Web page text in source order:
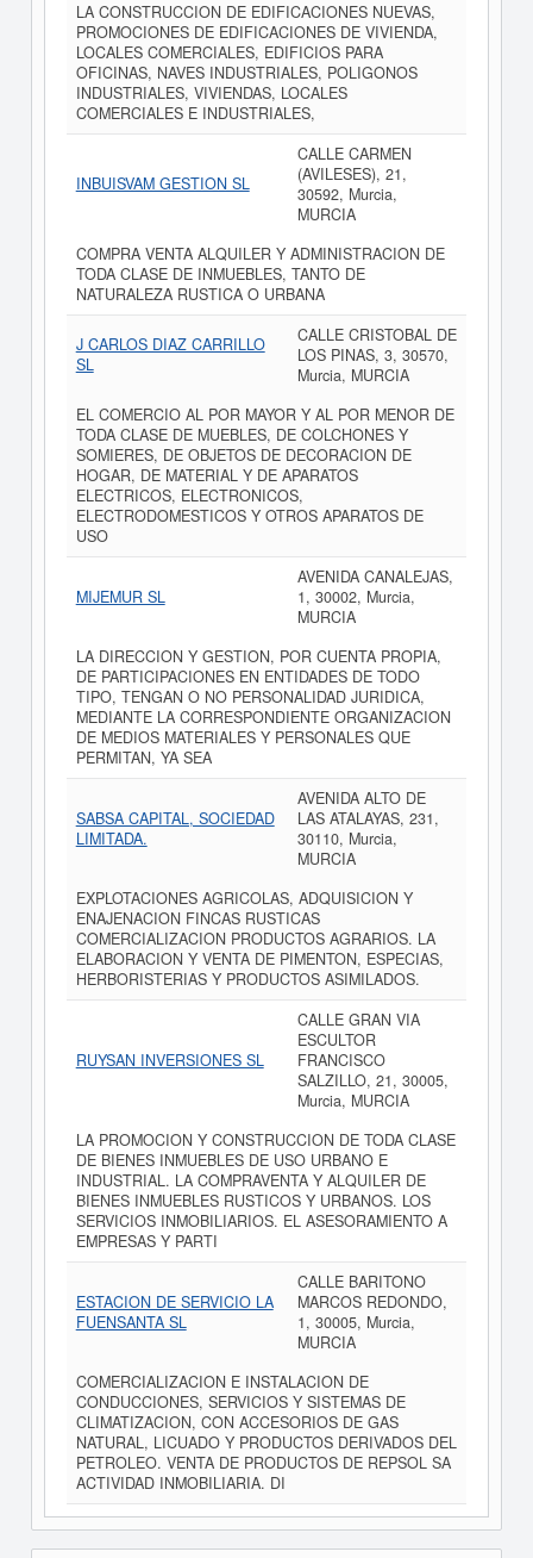
LA CONSTRUCCION DE EDIFICACIONES NUEVAS,
PROMOCIONES DE EDIFICACIONES DE VIVIENDA,
LOCALES COMERCIALES, EDIFICIOS PARA
OFICINAS, NAVES INDUSTRIALES, POLIGONOS
INDUSTRIALES, VIVIENDAS, LOCALES
COMERCIALES E INDUSTRIALES,
INBUISVAM GESTION SL
CALLE CARMEN
(AVILESES), 21,
30592, Murcia,
MURCIA
COMPRA VENTA ALQUILER Y ADMINISTRACION DE
TODA CLASE DE INMUEBLES, TANTO DE
NATURALEZA RUSTICA O URBANA
J CARLOS DIAZ CARRILLO
SL
CALLE CRISTOBAL DE
LOS PINAS, 3, 30570,
Murcia, MURCIA
EL COMERCIO AL POR MAYOR Y AL POR MENOR DE
TODA CLASE DE MUEBLES, DE COLCHONES Y
SOMIERES, DE OBJETOS DE DECORACION DE
HOGAR, DE MATERIAL Y DE APARATOS
ELECTRICOS, ELECTRONICOS,
ELECTRODOMESTICOS Y OTROS APARATOS DE
USO
MIJEMUR SL
AVENIDA CANALEJAS,
1, 30002, Murcia,
MURCIA
LA DIRECCION Y GESTION, POR CUENTA PROPIA,
DE PARTICIPACIONES EN ENTIDADES DE TODO
TIPO, TENGAN O NO PERSONALIDAD JURIDICA,
MEDIANTE LA CORRESPONDIENTE ORGANIZACION
DE MEDIOS MATERIALES Y PERSONALES QUE
PERMITAN, YA SEA
SABSA CAPITAL, SOCIEDAD
LIMITADA.
AVENIDA ALTO DE
LAS ATALAYAS, 231,
30110, Murcia,
MURCIA
EXPLOTACIONES AGRICOLAS, ADQUISICION Y
ENAJENACION FINCAS RUSTICAS
COMERCIALIZACION PRODUCTOS AGRARIOS. LA
ELABORACION Y VENTA DE PIMENTON, ESPECIAS,
HERBORISTERIAS Y PRODUCTOS ASIMILADOS.
RUYSAN INVERSIONES SL
CALLE GRAN VIA
ESCULTOR
FRANCISCO
SALZILLO, 21, 30005,
Murcia, MURCIA
LA PROMOCION Y CONSTRUCCION DE TODA CLASE
DE BIENES INMUEBLES DE USO URBANO E
INDUSTRIAL. LA COMPRAVENTA Y ALQUILER DE
BIENES INMUEBLES RUSTICOS Y URBANOS. LOS
SERVICIOS INMOBILIARIOS. EL ASESORAMIENTO A
EMPRESAS Y PARTI
ESTACION DE SERVICIO LA
FUENSANTA SL
CALLE BARITONO
MARCOS REDONDO,
1, 30005, Murcia,
MURCIA
COMERCIALIZACION E INSTALACION DE
CONDUCCIONES, SERVICIOS Y SISTEMAS DE
CLIMATIZACION, CON ACCESORIOS DE GAS
NATURAL, LICUADO Y PRODUCTOS DERIVADOS DEL
PETROLEO. VENTA DE PRODUCTOS DE REPSOL SA
ACTIVIDAD INMOBILIARIA. DI